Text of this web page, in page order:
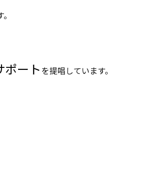
ート を提唱しています。